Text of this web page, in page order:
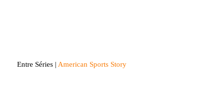
Entre Séries | American Sports Story